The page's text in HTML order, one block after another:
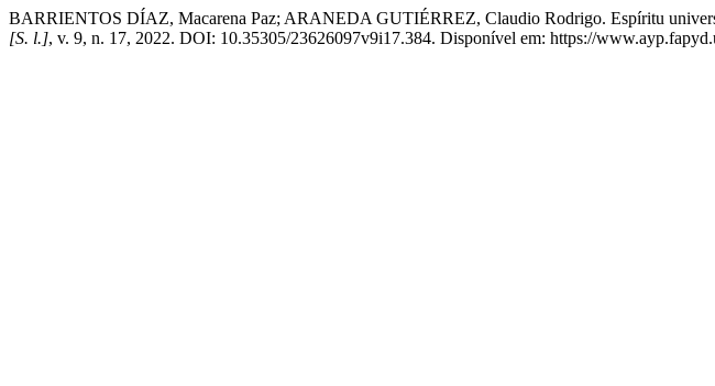
BARRIENTOS DÍAZ, Macarena Paz; ARANEDA GUTIÉRREZ, Claudio Rodrigo. Espíritu
[S. l.], v. 9, n. 17, 2022. DOI: 10.35305/23626097v9i17.384. Disponível em: https://